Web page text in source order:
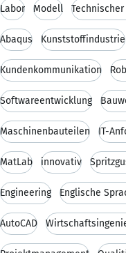
Labor Modell
Abaqus Kunststoffindustrie
Kundenkommunikation
Softwareentwicklung
Maschinenbauteilen IT-
MatLab innovativ
Engineering Englische
AutoCAD